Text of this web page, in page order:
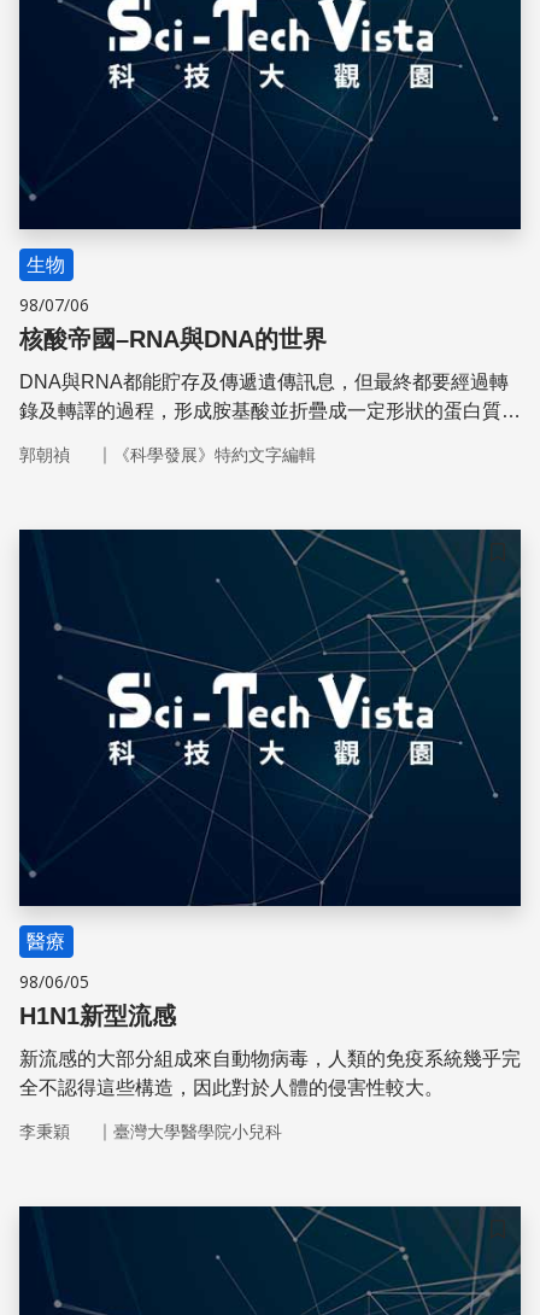
生物
98/07/06
核酸帝國–RNA與DNA的世界
DNA與RNA都能貯存及傳遞遺傳訊息，但最終都要經過轉
錄及轉譯的過程，形成胺基酸並折疊成一定形狀的蛋白質，
郭朝禎 ｜ 《科學發展》特約文字編輯
儲存
醫療
98/06/05
H1N1新型流感
新流感的大部分組成來自動物病毒，人類的免疫系統幾乎完
全不認得這些構造，因此對於人體的侵害性較大。
李秉穎 ｜ 臺灣大學醫學院小兒科
儲存